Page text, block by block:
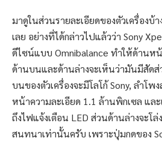
มาดูในส่วนรายละเอียดของตัวเครื่อง
เลย อย่างที่ได้กล่าวไปแล้วว่า Sony
ดีไซน์แบบ Omnibalance ทำให้ด้านหน้
ด้านบนและด้านล่างจะเห็นว่ามันมีสัดส่
บนของตัวเครื่องจะมีโลโก้ Sony, ลำโ
หน้าความละเอียด 1.1 ล้านพิกเซล และ
ถึงไฟแจ้งเตือน LED ส่วนด้านล่างจะโ
สนทนาเท่านั้นครับ เพราะปุ่มกดของ